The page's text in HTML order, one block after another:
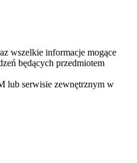
wszelkie informacje mogące
będących przedmiotem
lub serwisie zewnętrznym w